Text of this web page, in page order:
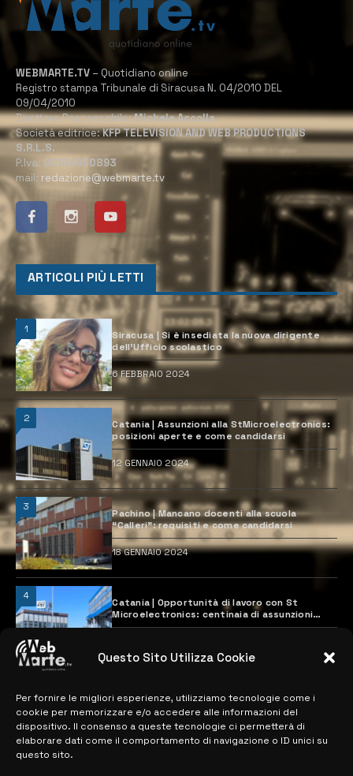
Questo Sito Utilizza Cookie
Per fornire le migliori esperienze, utilizziamo tecnologie come i
cookie per memorizzare e/o accedere alle informazioni del
dispositivo. Il consenso a queste tecnologie ci permetterà di
elaborare dati come il comportamento di navigazione o ID unici su
questo sito.
WEBMARTE.TV – Quotidiano online
Registro stampa Tribunale di Siracusa N. 04/2010 DEL
09/04/2010
Direttore Responsabile:Michele Accolla
Società editrice:KFP TELEVISION AND WEB PRODUCTIONS
S.R.L.S.
P.Iva: 02184950893
mail: redazione@webmarte.tv
ARTICOLI PIÙ LETTI
1
Siracusa | Si è insediata la nuova dirigente
dell’Ufficio scolastico
6 FEBBRAIO 2024
2
Catania | Assunzioni alla StMicroelectronics:
posizioni aperte e come candidarsi
12 GENNAIO 2024
3
Pachino | Mancano docenti alla scuola
“Calleri”: requisiti e come candidarsi
18 GENNAIO 2024
4
Catania | Opportunità di lavoro con St
Microelectronics: centinaia di assunzioni
previste
MAPPA DEL SITO
> NOTIZIE